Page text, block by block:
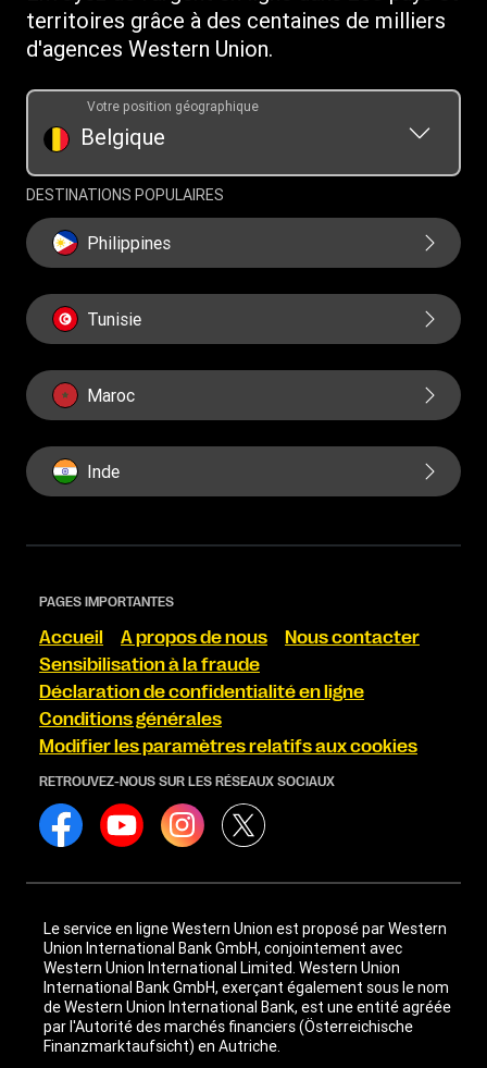
Convertisseur de devises
Programme - Parrainer un ami
territoires grâce à des centaines de milliers
d'agences Western Union.
Belgique
Votre position géographique
DESTINATIONS POPULAIRES
Philippines
Tunisie
Maroc
Inde
PAGES IMPORTANTES
Accueil A propos de nous
Nous contacter
Sensibilisation à la fraude
Déclaration de confidentialité en ligne
Conditions générales
Modifier les paramètres relatifs aux cookies
RETROUVEZ-NOUS SUR LES RÉSEAUX SOCIAUX
Le service en ligne Western Union est proposé par Western
Union International Bank GmbH, conjointement avec
Western Union International Limited. Western Union
International Bank GmbH, exerçant également sous le nom
de Western Union International Bank, est une entité agréée
par l'Autorité des marchés financiers (Österreichische
Finanzmarktaufsicht) en Autriche.